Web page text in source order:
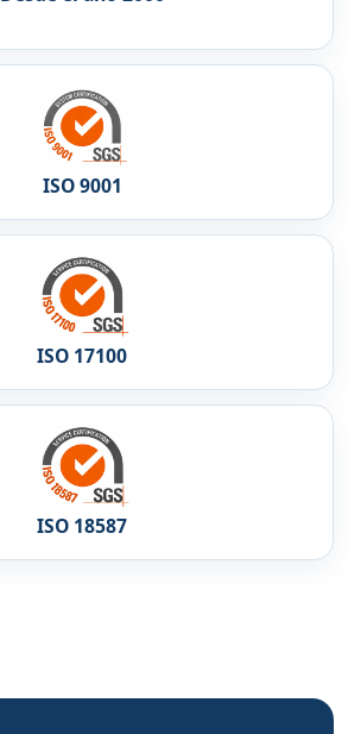
ISO 9001
ISO 17100
ISO 18587